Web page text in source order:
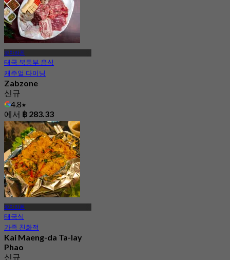
왓차라폰
태국 북동부 음식
캐주얼 다이닝
Zabzone
신규
4.8
에서 ฿ 283.33
왓차라폰
태국식
가족 친화적
Kai Maeng-da Ta-lay
Phao
신규